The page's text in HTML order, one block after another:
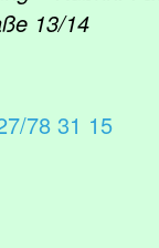
13/14
78 31 15